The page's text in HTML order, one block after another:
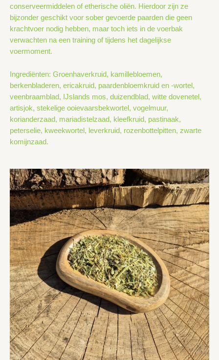
conserveermiddelen of etherische oliën. Hierdoor zijn ze
bijzonder geschikt voor sober gevoerde paarden die geen
krachtvoer nodig hebben, maar toch iets in de voerbak
verwachten na een training of tijdens het dagelijkse
voermoment.
Ingrediënten: Groenhaverkruid, kamillebloemen,
berkenbladeren, ericakruid, paardenbloemkruid en -wortel,
veenbraamblad, IJslands mos, duizendblad, witte dovenetel,
artisjok, stekelige ooievaarsbekwortel, vogelmuur,
korianderzaad, mariadistelzaad, kleefkruid, pastinaak,
peterselie, kweekwortel, leverkruid, rozenbottelpitten, zwarte
komijnzaad.